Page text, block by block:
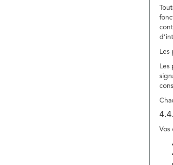
Les
Les
Vos